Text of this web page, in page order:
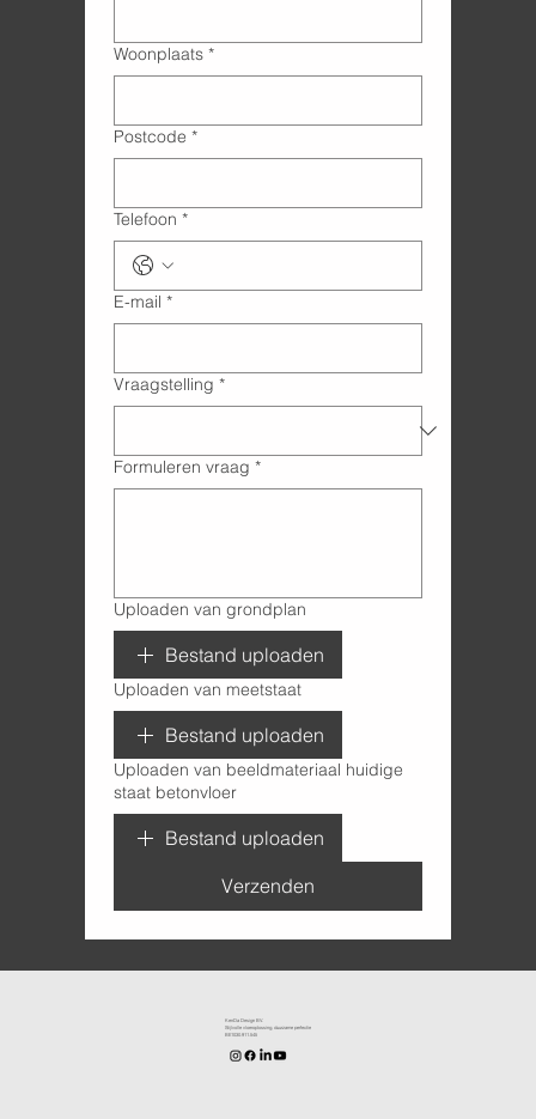
Woonplaats *
Postcode *
Telefoon *
E-mail *
Vraagstelling *
Formuleren vraag *
Uploaden van grondplan
Bestand uploaden
Uploaden van meetstaat
Bestand uploaden
Uploaden van beeldmateriaal huidige
staat betonvloer
Bestand uploaden
Verzenden
KenDa Design BV.
Stijlvolle vloeroplossing, duurzame perfectie
BE1030.911.545